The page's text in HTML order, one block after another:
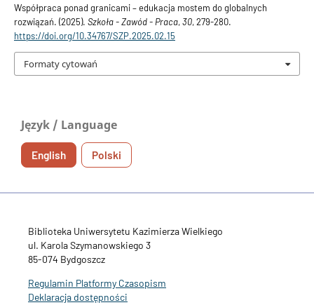
Współpraca ponad granicami – edukacja mostem do globalnych
rozwiązań. (2025). Szkoła - Zawód - Praca,30, 279-280.
https://doi.org/10.34767/SZP.2025.02.15
Formaty cytowań
Język / Language
English Polski
Biblioteka Uniwersytetu Kazimierza Wielkiego
ul. Karola Szymanowskiego 3
85-074 Bydgoszcz
Regulamin Platformy Czasopism
Deklaracja dostępności